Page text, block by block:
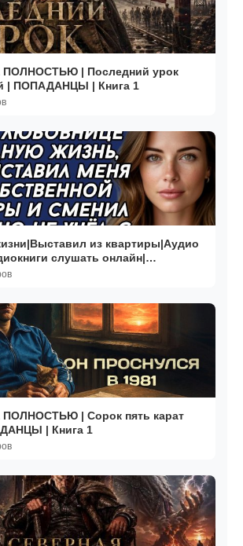
| Последний урок
| ПОПАДАНЦЫ | Книга 1
из квартиры|Аудио
слушать онлайн|
| Сорок пять карат
| Книга 1